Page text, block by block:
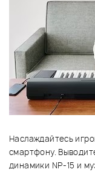
Наслаждайтесь
смартфону.
динамики NP-15 и